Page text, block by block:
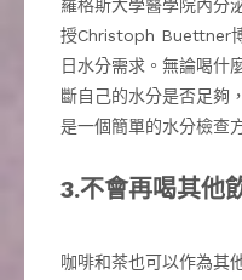
羅格斯大學醫學院內分
授Christoph Buettner
日水分需求。無論喝什
斷自己的水分是否足夠
是一個簡單的水分檢查
3.不會再喝其他
咖啡和茶也可以作為其